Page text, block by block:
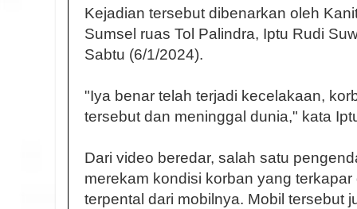
Kejadian tersebut dibenarkan oleh
Sumsel ruas Tol Palindra, Iptu Rudi
Sabtu (6/1/2024).
"Iya benar telah terjadi kecelakaan,
tersebut dan meninggal dunia," kata
Dari video beredar, salah satu
merekam kondisi korban yang
terpental dari mobilnya. Mobil tersebut